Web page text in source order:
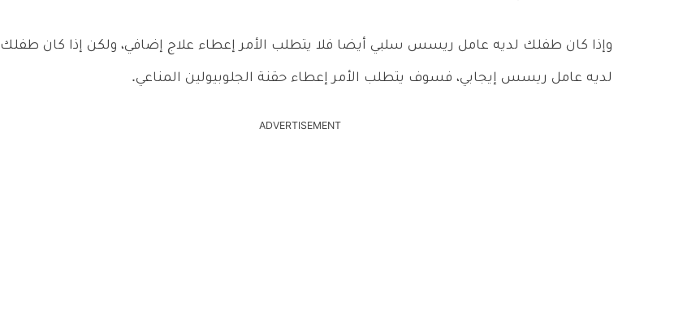
وإذا كان طفلك لديه عامل ريسس سلبي أيضا فلا يتطلب الأمر إعطاء علاج إضافي، ولكن إذا كان طفلك
لديه عامل ريسس إيجابي، فسوف يتطلب الأمر إعطاء حقنة الجلوبيولين المناعي.
ADVERTISEMENT